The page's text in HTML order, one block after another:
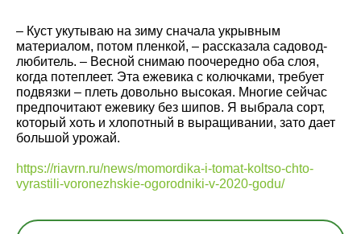
– Куст укутываю на зиму сначала укрывным
материалом, потом пленкой, – рассказала садовод-
любитель. – Весной снимаю поочередно оба слоя,
когда потеплеет. Эта ежевика с колючками, требует
подвязки – плеть довольно высокая. Многие сейчас
предпочитают ежевику без шипов. Я выбрала сорт,
который хоть и хлопотный в выращивании, зато дает
большой урожай.
https://riavrn.ru/news/momordika-i-tomat-koltso-chto-
vyrastili-voronezhskie-ogorodniki-v-2020-godu/